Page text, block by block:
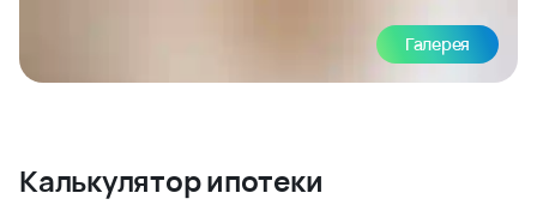
Галерея
Калькулятор ипотеки